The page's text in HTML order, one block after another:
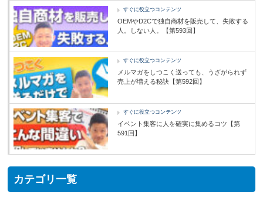
すぐに役立つコンテンツ
OEMやD2Cで独自商材を販売して、失敗する
人。しない人。【第593回】
すぐに役立つコンテンツ
メルマガをしつこく送っても、うざがられず
売上が増える秘訣【第592回】
すぐに役立つコンテンツ
イベント集客に人を確実に集めるコツ【第
591回】
カテゴリ一覧